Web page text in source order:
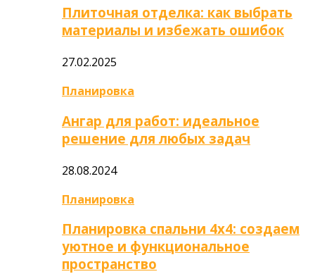
Плиточная отделка: как выбрать
материалы и избежать ошибок
27.02.2025
Планировка
Ангар для работ: идеальное
решение для любых задач
28.08.2024
Планировка
Планировка спальни 4х4: создаем
уютное и функциональное
пространство